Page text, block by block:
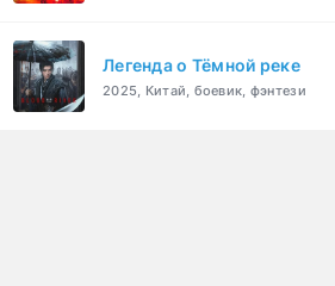
,мультфильм,приключения семейный
Легенда о Тёмной реке
2025, Китай, боевик, фэнтези